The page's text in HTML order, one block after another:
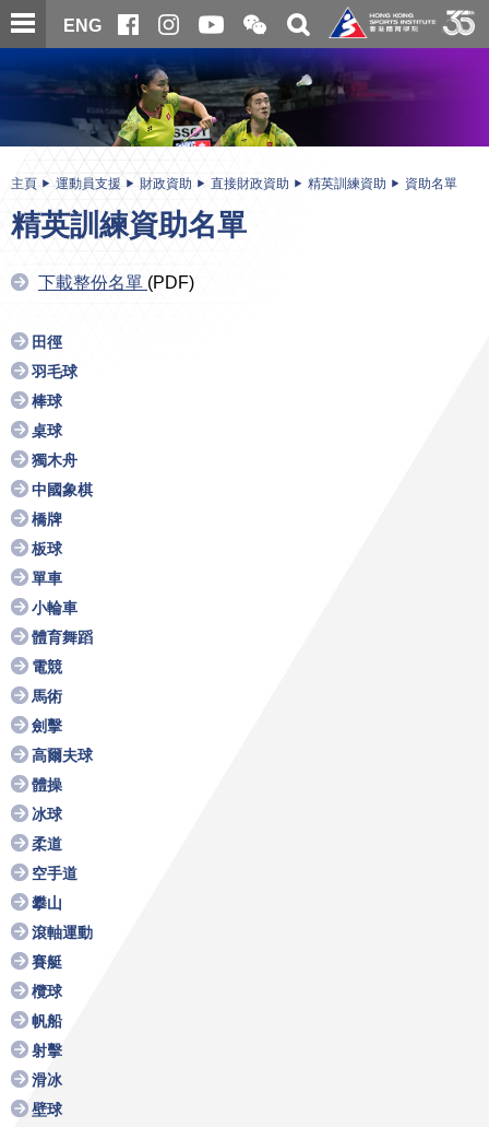
跳
至
內
ENG
開
合
微
信
二
維
碼
關
搜
尋
内
主頁 運動員支援 財政資助 直接財政資助 精英訓練資助 資助名單
精英訓練資助名單
下載整份名單 (PDF)
田徑
羽毛球
棒球
桌球
獨木舟
中國象棋
橋牌
板球
單車
小輪車
體育舞蹈
電競
馬術
劍擊
高爾夫球
體操
冰球
柔道
空手道
攀山
滾軸運動
賽艇
欖球
帆船
射擊
滑冰
壁球